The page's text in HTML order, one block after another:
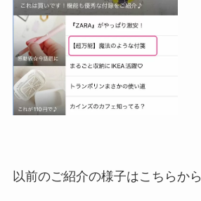
以前のご紹介の様子はこちらか